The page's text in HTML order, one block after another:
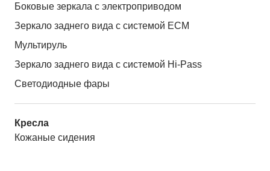
Боковые зеркала с электроприводом
Зеркало заднего вида с системой ЕСМ
Мультируль
Зеркало заднего вида с системой Hi-Pass
Светодиодные фары
Кресла
Кожаные сидения